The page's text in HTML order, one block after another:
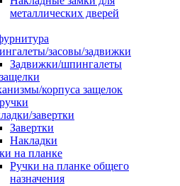
металлических дверей
засовы/задвижки
Задвижки/шпингалеты
корпуса защелок
завертки
Завертки
Накладки
на планке
Ручки на планке общего
назначения